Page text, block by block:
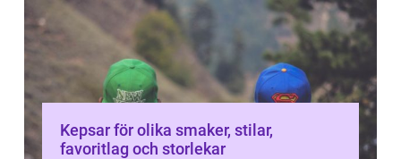
Kepsar för olika smaker, stilar,
favoritlag och storlekar